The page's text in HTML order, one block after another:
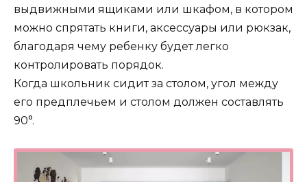
выдвижными ящиками или шкафом, в котором
можно спрятать книги, аксессуары или рюкзак,
благодаря чему ребенку будет легко
контролировать порядок.
Когда школьник сидит за столом, угол между
его предплечьем и столом должен составлять
90°.